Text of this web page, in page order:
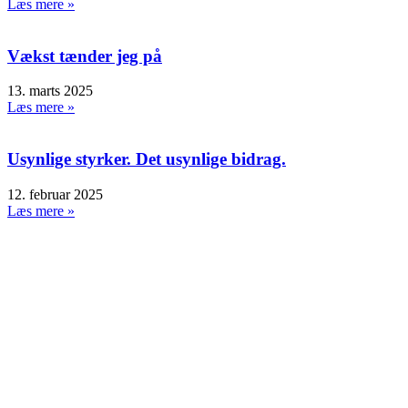
Læs mere »
Vækst tænder jeg på
13. marts 2025
Læs mere »
Usynlige styrker. Det usynlige bidrag.
12. februar 2025
Læs mere »